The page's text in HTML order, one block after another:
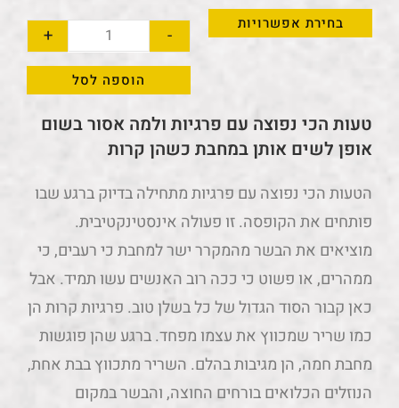
בחירת אפשרויות -
+
הוספה לסל
טעות הכי נפוצה עם פרגיות ולמה אסור בשום
אופן לשים אותן במחבת כשהן קרות
הטעות הכי נפוצה עם פרגיות מתחילה בדיוק ברגע שבו
פותחים את הקופסה. זו פעולה אינסטינקטיבית.
מוציאים את הבשר מהמקרר ישר למחבת כי רעבים, כי
ממהרים, או פשוט כי ככה רוב האנשים עשו תמיד. אבל
כאן קבור הסוד הגדול של כל בשלן טוב. פרגיות קרות הן
כמו שריר שמכווץ את עצמו מפחד. ברגע שהן פוגשות
מחבת חמה, הן מגיבות בהלם. השריר מתכווץ בבת אחת,
הנוזלים הכלואים בורחים החוצה, והבשר במקום